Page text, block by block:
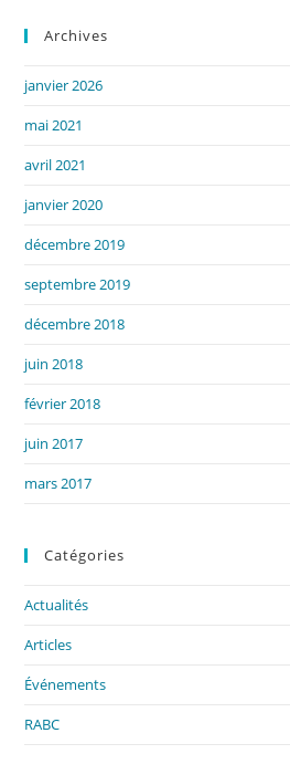
Archives
janvier 2026
mai 2021
avril 2021
janvier 2020
décembre 2019
septembre 2019
décembre 2018
juin 2018
février 2018
juin 2017
mars 2017
Catégories
Actualités
Articles
Événements
RABC